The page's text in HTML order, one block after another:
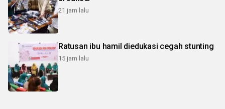
21 jam lalu
Ratusan ibu hamil diedukasi cegah stunting
15 jam lalu